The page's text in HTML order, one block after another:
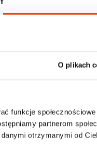
O plikach
funkcje
partnerom
otrzymanymi od